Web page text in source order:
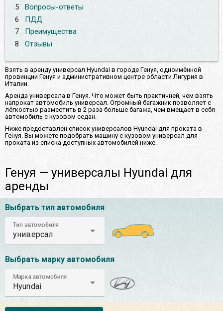
5
Вопросы-ответы
6
ПДД
7
Преимущества
8
Отзывы
Взять в аренду универсал Hyundai в городе Генуя, одноимённой
провинции Генуя и административном центре области Лигурия в
Италии.
Аренда универсала в Генуя. Что может быть практичней, чем взять
напрокат автомобиль универсал. Огромный багажник позволяет с
лёгкостью разместить в 2 раза больше багажа, чем вмещает в себя
автомобиль с кузовом седан.
Ниже предоставлен список универсалов Hyundai для проката в
Генуя. Вы можете подобрать машину с кузовом универсал для
проката из списка доступных автомобилей ниже.
Генуя — универсалы Hyundai для
аренды
Выбрать тип автомобиля
Тип автомобиля
универсал
Выбрать марку автомобиля
Марка автомобиля
Hyundai